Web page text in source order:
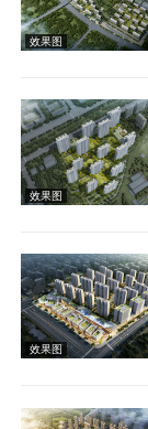
效果图
效果图